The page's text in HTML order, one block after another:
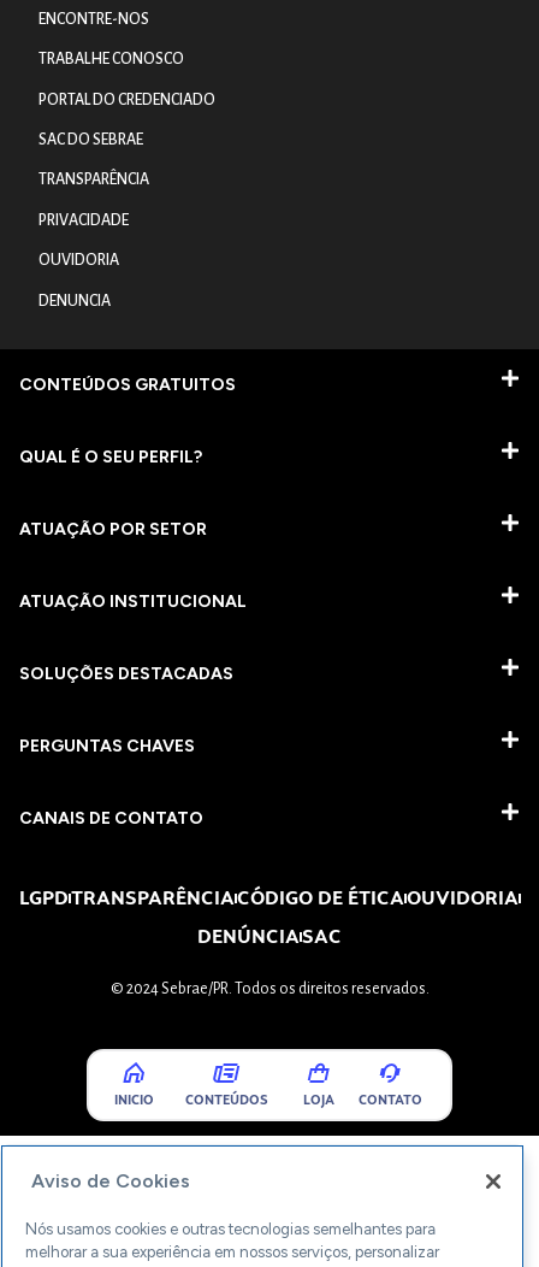
ENCONTRE-NOS
TRABALHE CONOSCO
PORTAL DO CREDENCIADO
SAC DO SEBRAE
TRANSPARÊNCIA
PRIVACIDADE
OUVIDORIA
DENUNCIA
CONTEÚDOS GRATUITOS
QUAL É O SEU PERFIL?
ATUAÇÃO POR SETOR
ATUAÇÃO INSTITUCIONAL
SOLUÇÕES DESTACADAS
PERGUNTAS CHAVES​
CANAIS DE CONTATO
LGPDTRANSPARÊNCIACÓDIGO DE ÉTICAOUVIDORIA
DENÚNCIASAC
© 2024 Sebrae/PR. Todos os direitos reservados.
INICIO CONTEÚDOS LOJA CONTATO
Aviso de Cookies
Nós usamos cookies e outras tecnologias semelhantes para
melhorar a sua experiência em nossos serviços, personalizar